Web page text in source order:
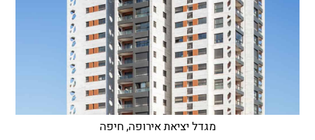
מגדל יציאת אירופה, חיפה